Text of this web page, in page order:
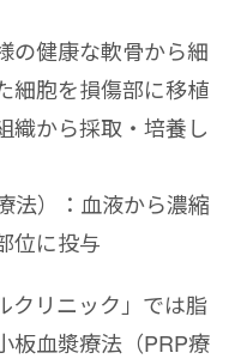
の健康な軟骨から細
細胞を損傷部に移植
織から採取・培養し
法）：血液から濃縮
位に投与
クリニック」では脂
板血漿療法（PRP療